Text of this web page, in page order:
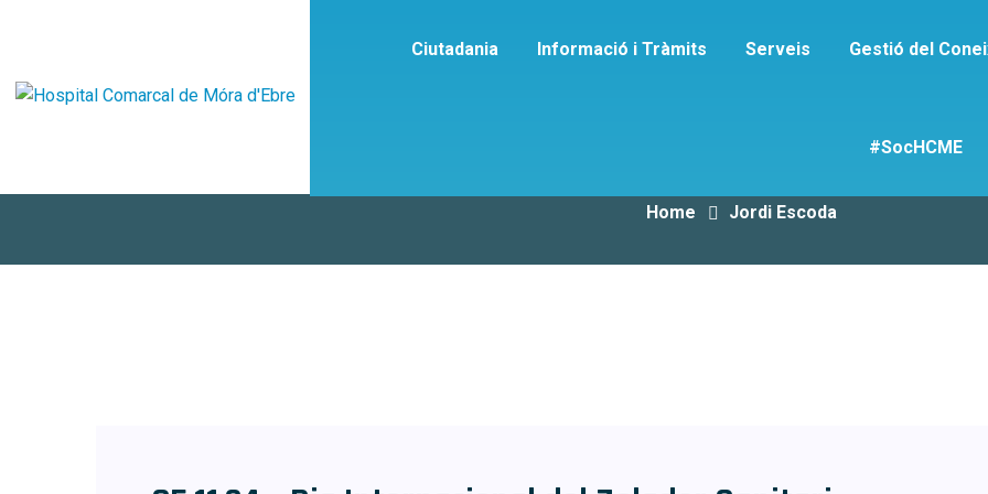
Ciutadania Informació i Tràmits Serveis Gestió del
#SocHCME
Jordi
Home Jordi Escoda